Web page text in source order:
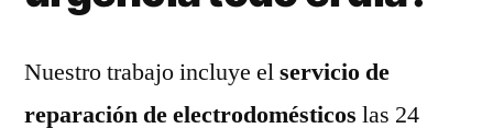
Nuestro trabajo incluye elservicio de
reparación de electrodomésticos las 24